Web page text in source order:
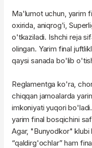
Ma'lumot uchun, yarim
oxirida, aniqrog'i,
o'tkaziladi. Ishchi reja
olingan. Yarim final
qaysi sanada bo'lib
Reglamentga ko'ra,
chiqqan jamoalarda
imkoniyati yuqori
yarim final bosqichini
Agar, "Bunyodkor" klubi
“qaldirg'ochlar” ham